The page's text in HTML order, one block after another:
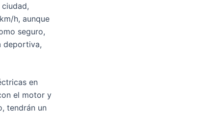
h, aunque
seguro,
deportiva,
en
el motor y
tendrán un